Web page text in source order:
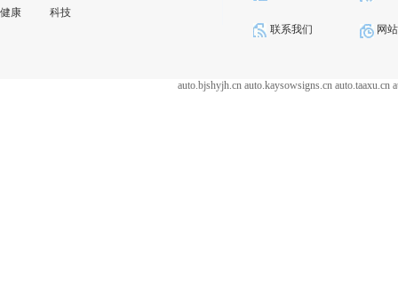
健康
科技
联系我们 网
auto.bjshyjh.cn auto.kaysowsigns.cn auto.taaxu.cn